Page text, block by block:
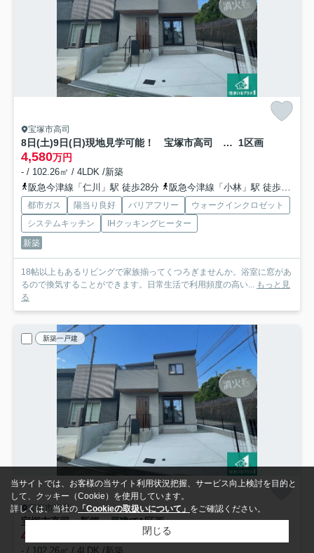
宝塚市高司
8日(土)9日(日)現地見学可能！ 宝塚市高司 新築一戸建て 1区画
4,580万円
- / 102.26㎡ / 4LDK /新築
阪急今津線「仁川」駅 徒歩28分
阪急今津線「小林」駅 徒歩28分
都市ガス 陽当り良好 バリアフリー
ウォークインクロゼット
システムキッチン
IHクッキングヒーター
新築
18帖以上もあるリビングで家族揃ってくつろぎませんか。浴室に窓があ
るので換気することができます。日常生活で利用頻度の高い... もっと見
る
新築一戸建
宝塚市高司
宝塚市高司 新築一戸建て1区画
4,580
- / 102.26㎡ / 4LDK /新築
当サイトでは、お客様の当サイト利用状況把握、サービス向上検討を目的と
して、クッキー（Cookie）を使用しています。
詳しくは、当社の 「Cookieの取扱いについて」 をご確認ください。
閉じる